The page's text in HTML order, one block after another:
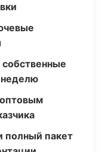
полный пакет